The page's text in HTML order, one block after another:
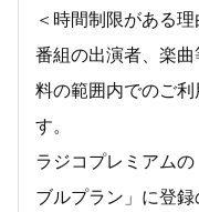
＜時間制限がある理
番組の出演者、楽
料の範囲内でのご
す。
ラジコプレミアム
ブルプラン」に登